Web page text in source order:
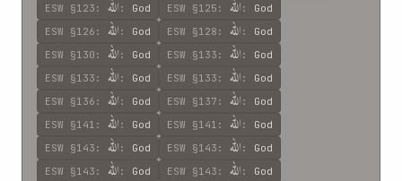
ESW §123 : اللّه : God ESW §125 : اللّه : God
ESW §126 : اللّه : God ESW §128 : اللّه : God
ESW §130 : اللّه : God ESW §133 : اللّه : God
ESW §133 : اللّه : God ESW §133 : اللّه : God
ESW §136 : اللّه : God ESW §137 : اللّه : God
ESW §141 : اللّه : God ESW §141 : اللّه : God
ESW §143 : اللّه : God ESW §143 : اللّه : God
ESW §143 : اللّه : God ESW §143 : اللّه : God